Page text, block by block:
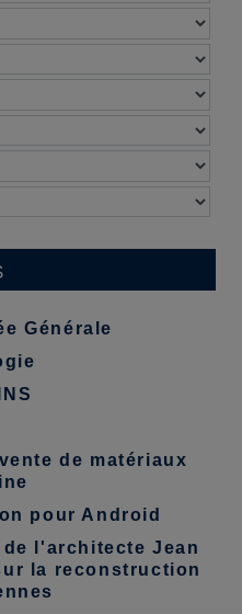
Générale
de matériaux
pour Android
l'architecte Jean
la reconstruction